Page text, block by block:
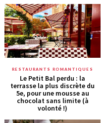
RESTAURANTS ROMANTIQUES
Le Petit Bal perdu : la
terrasse la plus discrète du
5e, pour une mousse au
chocolat sans limite (à
volonté !)